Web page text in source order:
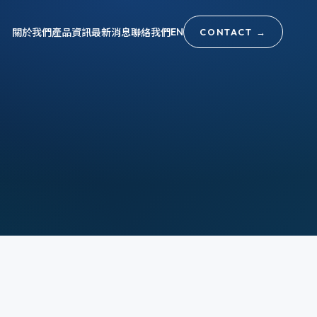
關於我們產品資訊最新消息聯絡我們EN CONTACT →